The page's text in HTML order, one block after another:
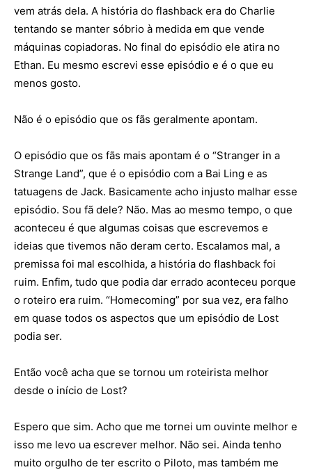
vem atrás dela. A história do flashback era do Charlie
tentando se manter sóbrio à medida em que vende
máquinas copiadoras. No final do episódio ele atira no
Ethan. Eu mesmo escrevi esse episódio e é o que eu
menos gosto.
Não é o episódio que os fãs geralmente apontam.
O episódio que os fãs mais apontam é o “Stranger in a
Strange Land”, que é o episódio com a Bai Ling e as
tatuagens de Jack. Basicamente acho injusto malhar esse
episódio. Sou fã dele? Não. Mas ao mesmo tempo, o que
aconteceu é que algumas coisas que escrevemos e
ideias que tivemos não deram certo. Escalamos mal, a
premissa foi mal escolhida, a história do flashback foi
ruim. Enfim, tudo que podia dar errado aconteceu porque
o roteiro era ruim. “Homecoming” por sua vez, era falho
em quase todos os aspectos que um episódio de Lost
podia ser.
Então você acha que se tornou um roteirista melhor
desde o início de Lost?
Espero que sim. Acho que me tornei um ouvinte melhor e
isso me levo ua escrever melhor. Não sei. Ainda tenho
muito orgulho de ter escrito o Piloto, mas também me